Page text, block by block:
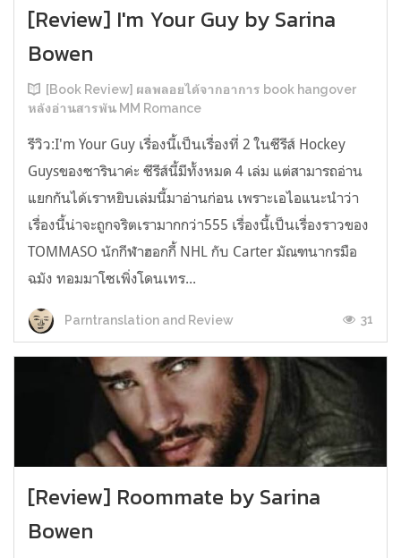
[Review] I'm Your Guy by Sarina
Bowen
[Book Review] ผลพลอยได้จากอาการ book hangover
หลังอ่านสารพัน MM Romance
รีวิว:I'm Your Guy เรื่องนี้เป็นเรื่องที่ 2 ในซีรีส์ Hockey
Guysของซารินาค่ะ ซีรีส์นี้มีทั้งหมด 4 เล่ม แต่สามารถอ่าน
แยกกันได้เราหยิบเล่มนี้มาอ่านก่อน เพราะเอไอแนะนำว่า
เรื่องนี้น่าจะถูกจริตเรามากกว่า555 เรื่องนี้เป็นเรื่องราวของ
TOMMASO นักกีฬาฮอกกี้ NHL กับ Carter มัณฑนากรมือ
ฉมัง ทอมมาโซเพิ่งโดนเทร...
Parntranslation and Review 31
[Review] Roommate by Sarina
Bowen